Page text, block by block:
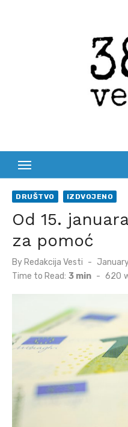
DRUŠTVO IZDVOJENO
Od 15.
za pomoć
By Redakcija Vesti
Posted
Time to Read: 3 min - 620